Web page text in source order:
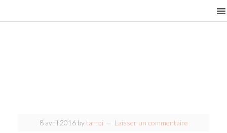
8 avril 2016bytamoi Laisser un commentaire